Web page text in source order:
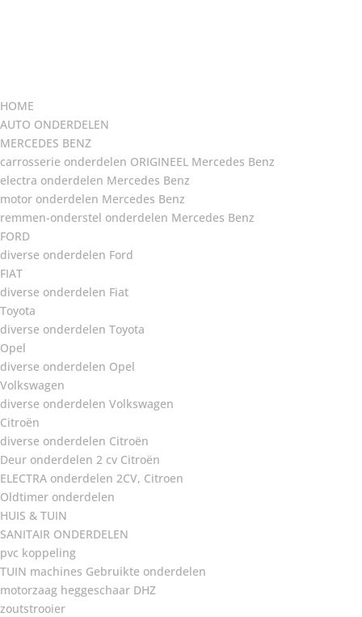
HOME
AUTO ONDERDELEN
MERCEDES BENZ
carrosserie onderdelen ORIGINEEL Mercedes Benz
electra onderdelen Mercedes Benz
motor onderdelen Mercedes Benz
remmen-onderstel onderdelen Mercedes Benz
FORD
diverse onderdelen Ford
FIAT
diverse onderdelen Fiat
Toyota
diverse onderdelen Toyota
Opel
diverse onderdelen Opel
Volkswagen
diverse onderdelen Volkswagen
Citroën
diverse onderdelen Citroën
Deur onderdelen 2 cv Citroën
ELECTRA onderdelen 2CV, Citroen
Oldtimer onderdelen
HUIS & TUIN
SANITAIR ONDERDELEN
pvc koppeling
TUIN machines Gebruikte onderdelen
motorzaag heggeschaar DHZ
zoutstrooier